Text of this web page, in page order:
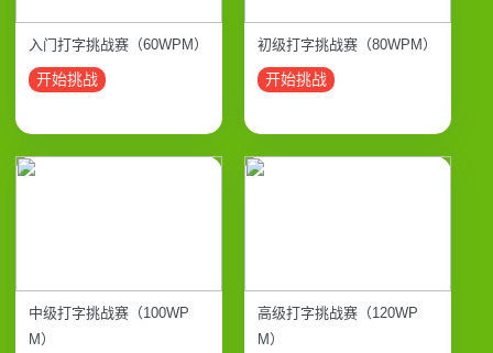
入门打字挑战赛（60WPM）
开始挑战
初级打字挑战赛（80WPM）
开始挑战
中级打字挑战赛（100WP
M）
高级打字挑战赛（120WP
M）